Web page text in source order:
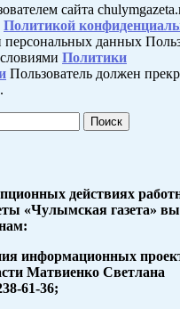
сайта
Политикой
персональных данных
Политики
Пользователь должен
действиях
«Чулымская газета»
информационных
Матвиенко Светлана
61-36;